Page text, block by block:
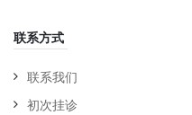
联系方式
联系我们
初次挂诊